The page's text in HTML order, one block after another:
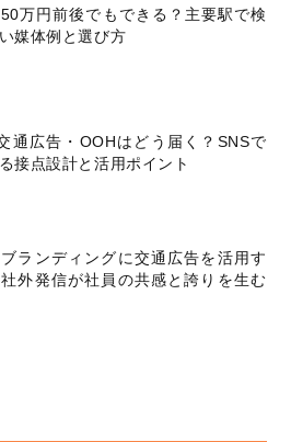
万円前後でもできる？主要駅で検
媒体例と選び方
通広告・OOHはどう届く？SNSで
接点設計と活用ポイント
ランディングに交通広告を活用す
外発信が社員の共感と誇りを生む